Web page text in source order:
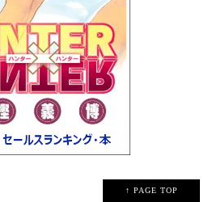
↑ PAGE TOP